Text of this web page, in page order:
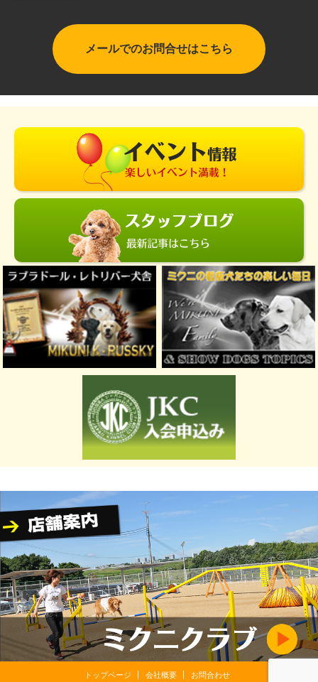
メールでのお問合せはこちら
トップページ 会社概要 お問合わせ